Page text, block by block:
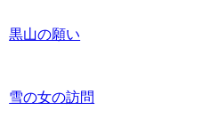
黒山の願い
雪の女の訪問